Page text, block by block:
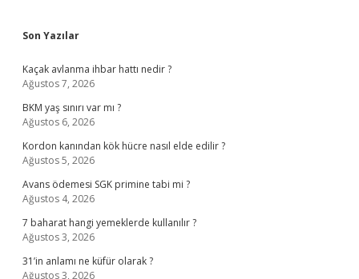
Sidebar
Son Yazılar
Kaçak avlanma ihbar hattı nedir ?
Ağustos 7, 2026
BKM yaş sınırı var mı ?
Ağustos 6, 2026
Kordon kanından kök hücre nasıl elde edilir ?
Ağustos 5, 2026
Avans ödemesi SGK primine tabi mi ?
Ağustos 4, 2026
7 baharat hangi yemeklerde kullanılır ?
Ağustos 3, 2026
31’in anlamı ne küfür olarak ?
Ağustos 3, 2026